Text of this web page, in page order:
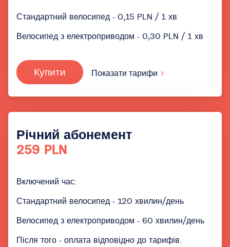
Стандартний велосипед - 0,15 PLN / 1 хв
Велосипед з електроприводом - 0,30 PLN / 1 хв
Купити Показати тарифи
Річний абонемент
259 PLN
Включений час:
Стандартний велосипед - 120 хвилин/день
Велосипед з електроприводом - 60 хвилин/день
Після того - оплата відповідно до тарифів.